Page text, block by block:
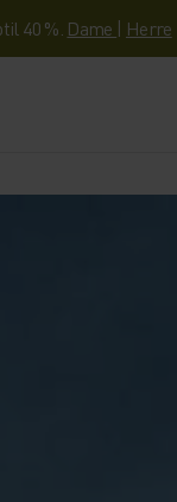
40 %. Dame | Herre